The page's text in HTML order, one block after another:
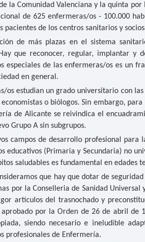
la Comunidad Valenciana y la quinta por
de 625 enfermeras/os - 100.000
de los centros sanitarios y
de más plazas en el sistema
que reconocer, regular, implantar y
especiales de las enfermeras/os es un
en general.
os estudian un grado universitario con
o biólogos. Sin embargo,
de Alicante se reivindica el
Grupo A sin subgrupos.
campos de desarrollo profesional
educativos (Primaria y Secundaria) no
saludables es fundamental en edades
que hay que dotar de
por la Conselleria de Sanidad
artículos del trasnochado y
aprobado por la Orden de 26 de abril
siendo necesario e ineludible
profesionales de Enfermería.